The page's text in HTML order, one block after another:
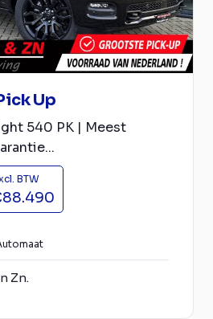
Up
540 PK | Meest
BTW
Zn.